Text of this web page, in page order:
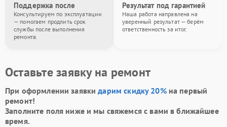
Поддержка после
Консультируем по эксплуатации
— помогаем продлить срок
службы после выполнения
ремонта.
Результат под гарантией
Наша работа направлена на
уверенный результат — берём
ответственность за итог.
Оставьте заявку на ремонт
При оформлении заявкидарим скидку 20%на первый
ремонт!
Заполните поля ниже и мы свяжемся с вами в ближайшее
время.